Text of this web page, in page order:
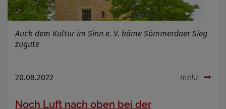
Auch dem Kultur im Sinn e. V. käme Sömmerdaer Sieg
zugute
20.08.2022 mehr
Noch Luft nach oben bei der